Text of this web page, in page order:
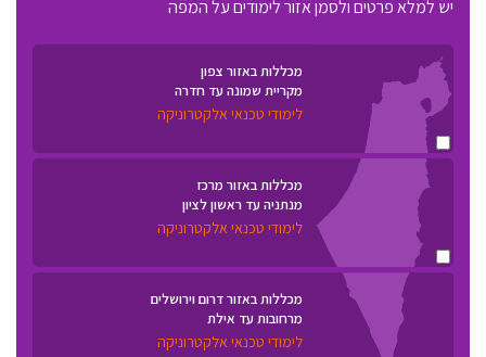
יש למלא פרטים ולסמן אזור לימודים על המפה
מכללות באזור צפון
מקריית שמונה עד חדרה
לימודי טכנאי אלקטרוניקה
מכללות באזור מרכז
מנתניה עד ראשון לציון
לימודי טכנאי אלקטרוניקה
מכללות באזור דרום וירושלים
מרחובות עד אילת
לימודי טכנאי אלקטרוניקה